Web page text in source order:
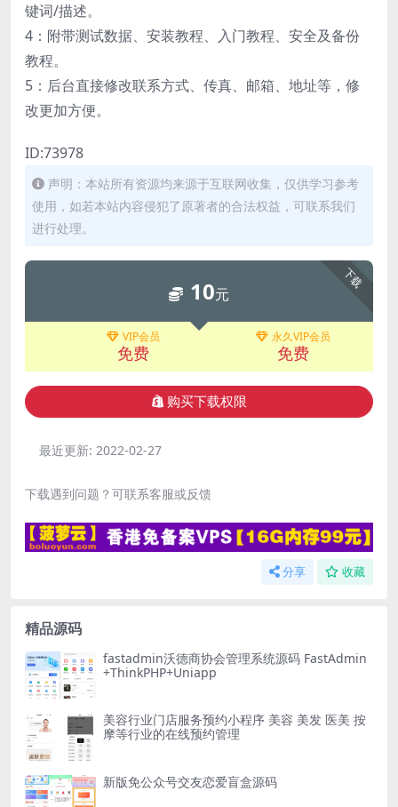
键词/描述。
4：附带测试数据、安装教程、入门教程、安全及备份
教程。
5：后台直接修改联系方式、传真、邮箱、地址等，修
改更加方便。
ID:73978
声明：本站所有资源均来源于互联网收集，仅供学习参考
使用，如若本站内容侵犯了原著者的合法权益，可联系我们
进行处理。
下载
10元
VIP会员
免费
永久VIP会员
免费
购买下载权限
最近更新: 2022-02-27
下载遇到问题？可联系客服或反馈
分享 收藏
精品源码
fastadmin沃德商协会管理系统源码 FastAdmin
+ThinkPHP+Uniapp
美容行业门店服务预约小程序 美容 美发 医美 按
摩等行业的在线预约管理
新版免公众号交友恋爱盲盒源码